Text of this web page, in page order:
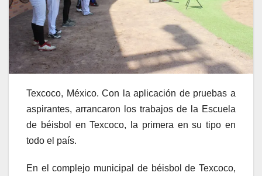
Texcoco, México. Con la aplicación de pruebas a
aspirantes, arrancaron los trabajos de la Escuela
de béisbol en Texcoco, la primera en su tipo en
todo el país.
En el complejo municipal de béisbol de Texcoco,